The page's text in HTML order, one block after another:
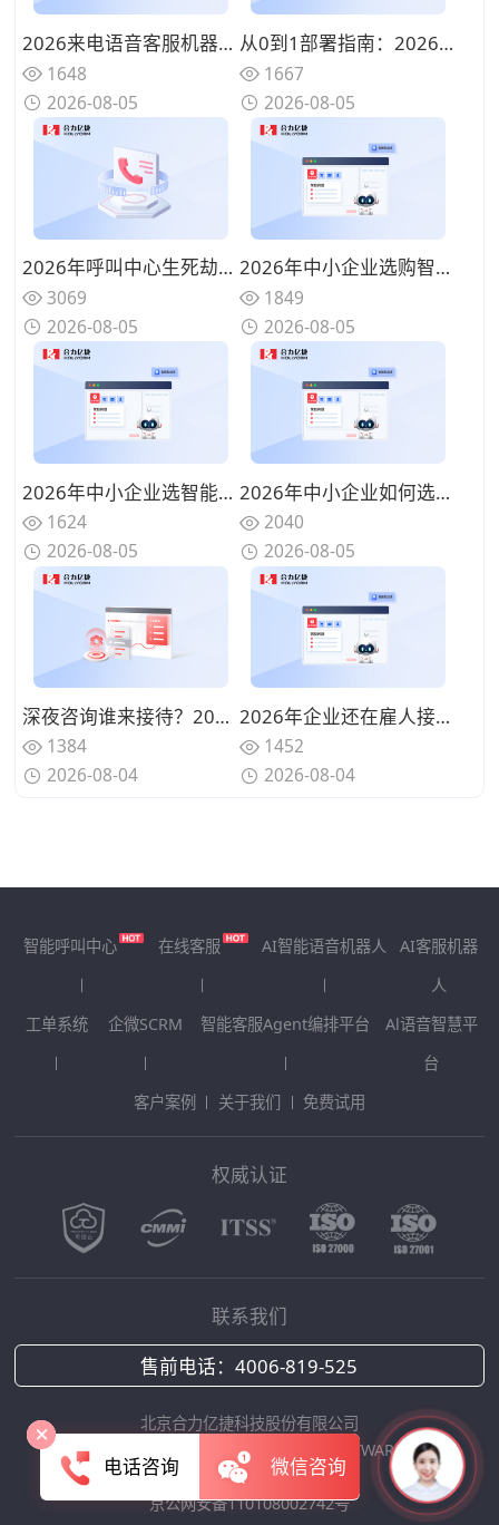
2026来电语音客服机器人有哪些功能？全天候进线咨询自动接待方案
1648
2026-08-05
从0到1部署指南：2026年中小企业如何选型性价比最高的来电语音客服机器人？
1667
2026-08-05
2026年呼叫中心生死劫：不用来电语音客服机器人的企业正在失去Z世代客户
3069
2026-08-05
2026年中小企业选购智能客服哪个牌子好？预算适中的厂商都具备这些特质
1849
2026-08-05
2026年中小企业选智能客服有哪些选择？按这4个业务场景匹配不踩坑
1624
2026-08-05
2026年中小企业如何选智能客服？saas模式智能客服系统选购指南
2040
2026-08-05
深夜咨询谁来接待？2026年语音聊天机器人能否真正模拟人类客服？
1384
2026-08-04
2026年企业还在雇人接电话？揭秘成本直降70%的来电语音客服机器人
1452
2026-08-04
智能呼叫中心 在线客服 AI智能语音机器人
AI客服机器
人
工单系统
企微SCRM 智能客服Agent编排平台
Al语音智慧平
台
客户案例
关于我们 免费试用
权威认证
联系我们
售前电话：4006-819-525
北京合力亿捷科技股份有限公司
Copyright © 2025 HOLLYCRM SOFTWARE
京ICP备12042422号-1
京公网安备110108002742号
电话咨询 微信咨询